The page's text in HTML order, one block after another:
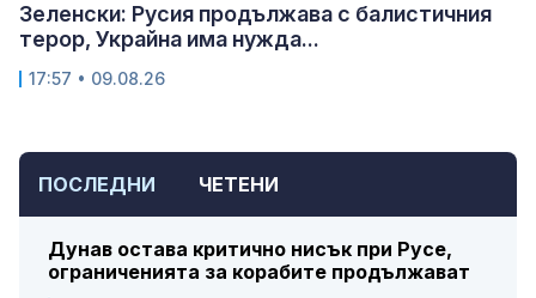
ПОСЛЕДНИ ЧЕТЕНИ
Дунав остава критично нисък при Русе,
ограниченията за корабите продължават
Зеленски: Русия продължава с балистичния
терор, Украйна има нужда...
17:57 • 09.08.26